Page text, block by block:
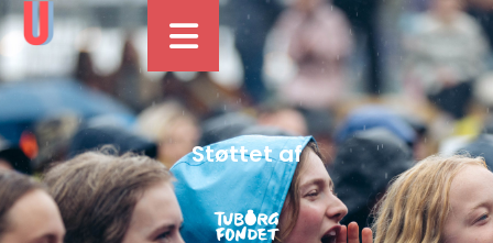
Støttet af